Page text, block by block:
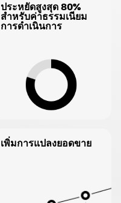
ประหยัดสูงสุด 80%
สำหรับค่าธรรมเนียม
การดำเนินการ
เพิ่มการแปลงยอดขาย